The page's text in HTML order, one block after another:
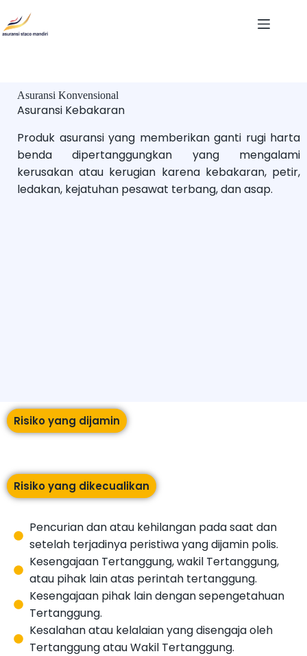
Asuransi Konvensional
Asuransi Kebakaran
Produk asuransi yang memberikan ganti rugi harta
benda dipertanggungkan yang mengalami
kerusakan atau kerugian karena kebakaran, petir,
ledakan, kejatuhan pesawat terbang, dan asap.
Risiko yang dijamin
Risiko yang dikecualikan
Pencurian dan atau kehilangan pada saat dan
setelah terjadinya peristiwa yang dijamin polis.
Kesengajaan Tertanggung, wakil Tertanggung,
atau pihak lain atas perintah tertanggung.
Kesengajaan pihak lain dengan sepengetahuan
Tertanggung.
Kesalahan atau kelalaian yang disengaja oleh
Tertanggung atau Wakil Tertanggung.